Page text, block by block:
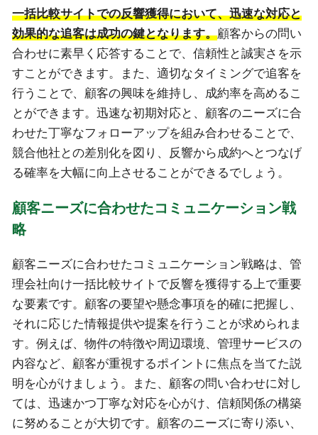
一括比較サイトでの反響獲得において、迅速な対応と
効果的な追客は成功の鍵となります。顧客からの問い
合わせに素早く応答することで、信頼性と誠実さを示
すことができます。また、適切なタイミングで追客を
行うことで、顧客の興味を維持し、成約率を高めるこ
とができます。迅速な初期対応と、顧客のニーズに合
わせた丁寧なフォローアップを組み合わせることで、
競合他社との差別化を図り、反響から成約へとつなげ
る確率を大幅に向上させることができるでしょう。
顧客ニーズに合わせたコミュニケーション戦
略
顧客ニーズに合わせたコミュニケーション戦略は、管
理会社向け一括比較サイトで反響を獲得する上で重要
な要素です。顧客の要望や懸念事項を的確に把握し、
それに応じた情報提供や提案を行うことが求められま
す。例えば、物件の特徴や周辺環境、管理サービスの
内容など、顧客が重視するポイントに焦点を当てた説
明を心がけましょう。また、顧客の問い合わせに対し
ては、迅速かつ丁寧な対応を心がけ、信頼関係の構築
に努めることが大切です。顧客のニーズに寄り添い、